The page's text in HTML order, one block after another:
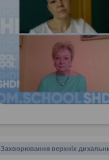
Захворювання верхніх